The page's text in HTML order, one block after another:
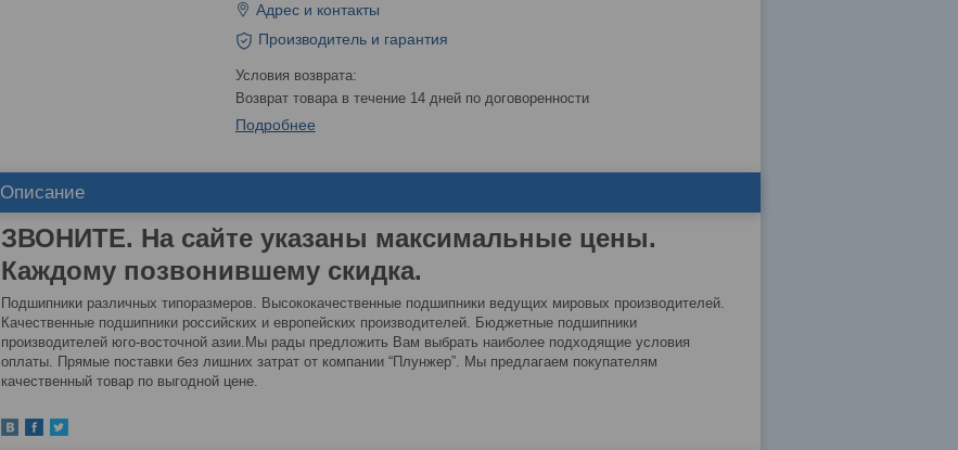
Адрес и контакты
Производитель и гарантия
возврат товара в течение 14 дней по договоренности
Подробнее
Описание
ЗВОНИТЕ. На сайте указаны максимальные цены.
Каждому позвонившему скидка.
Подшипники различных типоразмеров. Высококачественные подшипники ведущих мировых производителей.
Качественные подшипники российских и европейских производителей. Бюджетные подшипники
производителей юго-восточной азии.Мы рады предложить Вам выбрать наиболее подходящие условия
оплаты. Прямые поставки без лишних затрат от компании “Плунжер”. Мы предлагаем покупателям
качественный товар по выгодной цене.